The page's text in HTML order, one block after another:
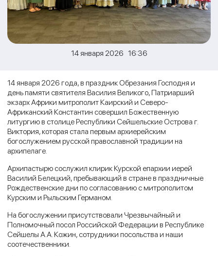
14 января 2026 16:36
14 января 2026 года, в праздник Обрезания Господня и
день памяти святителя Василия Великого, Патриарший
экзарх Африки митрополит Каирский и Северо-
Африканский Константин совершил Божественную
литургию в столице Республики Сейшельские Острова г.
Виктория, которая стала первым архиерейским
богослужением русской православной традиции на
архипелаге.
Архипастырю сослужил клирик Курской епархии иерей
Василий Белецкий, пребывающий в стране в праздничные
Рождественские дни по согласованию с митрополитом
Курским и Рыльским Германом.
На богослужении присутствовали Чрезвычайный и
Полномочный посол Российской Федерации в Республике
Сейшелы А.А. Кожин, сотрудники посольства и наши
соотечественники.